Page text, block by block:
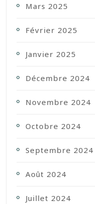
Mars 2025
Février 2025
Janvier 2025
Décembre 2024
Novembre 2024
Octobre 2024
Septembre 2024
Août 2024
Juillet 2024